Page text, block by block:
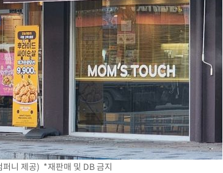
니 제공) *재판매 및 DB 금지